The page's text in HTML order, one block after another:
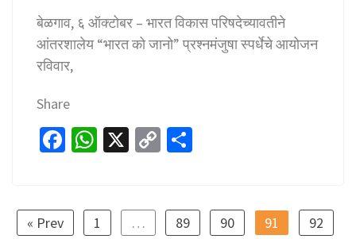
बेळगाव, ६ ऑक्टोबर – भारत विकास परिषदेच्यावतीने
आंतरशालेय “भारत को जानो” प्रश्नमंजुषा स्पर्धेचे आयोजन
रविवार,
Share
Fa
o
W
sA
X
C
y
e
« Prev 1 … 89 90 91 92